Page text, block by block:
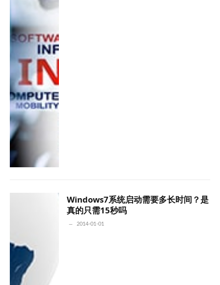
Windows7系统启动需要多长时间？是
真的只需15秒吗
2014-01-01